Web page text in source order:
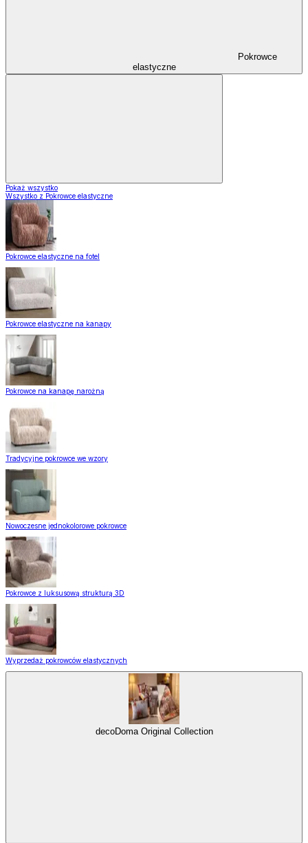
Pokrowce
elastyczne
Pokaż wszystko
Wszystko z Pokrowce elastyczne
Pokrowce elastyczne na fotel
Pokrowce elastyczne na kanapy
Pokrowce na kanapę narożną
Tradycyjne pokrowce we wzory
Nowoczesne jednokolorowe pokrowce
Pokrowce z luksusową strukturą 3D
Wyprzedaż pokrowców elastycznych
decoDoma Original Collection